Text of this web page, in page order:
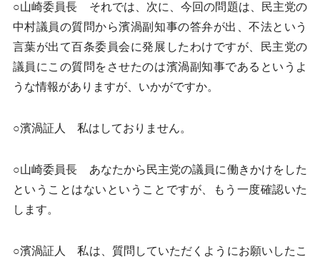
○山崎委員長 それでは、次に、今回の問題は、民主党の
中村議員の質問から濱渦副知事の答弁が出、不法という
言葉が出て百条委員会に発展したわけですが、民主党の
議員にこの質問をさせたのは濱渦副知事であるというよ
うな情報がありますが、いかがですか。
○濱渦証人 私はしておりません。
○山崎委員長 あなたから民主党の議員に働きかけをした
ということはないということですが、もう一度確認いた
します。
○濱渦証人 私は、質問していただくようにお願いしたこ